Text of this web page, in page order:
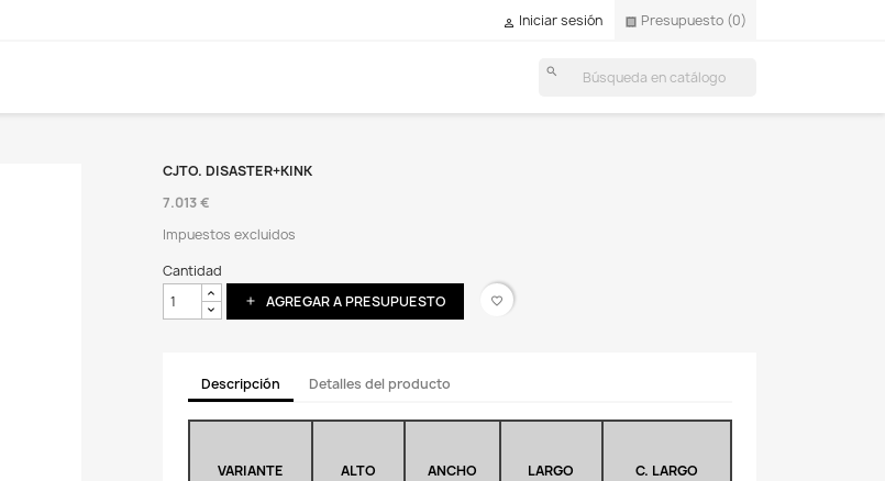
 Iniciar sesión receipt Presupuesto (0)
search
CJTO. DISASTER+KINK
7.013 €
Impuestos excluidos
Cantidad
add AGREGAR A PRESUPUESTO favorite_border
Descripción Detalles del producto
VARIANTE ALTO ANCHO LARGO C. LARGO